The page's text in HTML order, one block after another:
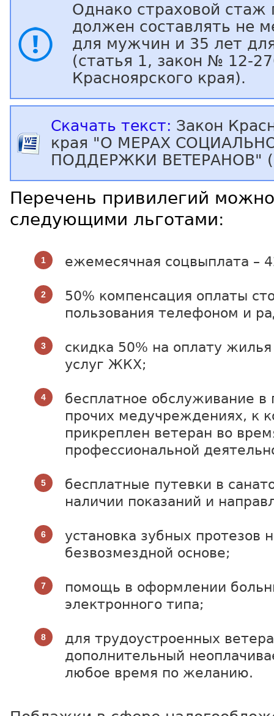
Однако страховой стаж
должен составлять не
для мужчин и 35 лет
(статья 1, закон № 12-
Красноярского края).
Скачать текст: Закон
края "О МЕРАХ
ПОДДЕРЖКИ ВЕТЕРАНОВ"
Перечень привилегий
следующими льготами:
ежемесячная соцвыплата –
50% компенсация оплаты
пользования телефоном и
скидка 50% на оплату
услуг ЖКХ;
бесплатное обслуживание в
прочих медучреждениях, к
прикреплен ветеран во
профессиональной
бесплатные путевки в
наличии показаний и
установка зубных протезов
безвозмездной основе;
помощь в оформлении
электронного типа;
для трудоустроенных
дополнительный
любое время по желанию.